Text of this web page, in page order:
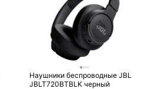
Наушники беспроводные JBL
JBLT720BTBLK черный